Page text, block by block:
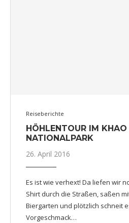
Reiseberichte
HÖHLENTOUR IM
NATIONALPARK
26. April 2016
Es ist wie verhext! Da liefen wir
Shirt durch die Straßen, saßen
Biergarten und plötzlich schneit
Vorgeschmack…